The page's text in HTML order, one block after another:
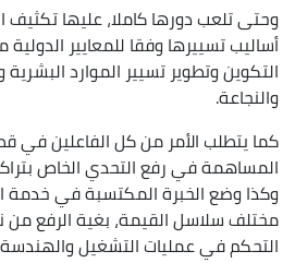
وحتى تلعب دورها كاملا، عليها تكثيف
أساليب تسييرها وفقا للمعايير الدولية
التكوين وتطوير تسيير الموارد البشرية
والنجاعة.
كما يتطلب الأمر من كل الفاعلين في
المساهمة في رفع التحدي الخاص بتراكم
وكذا وضع الخبرة المكتسبة في خدمة
مختلف سلاسل القيمة، بغية الرفع من
التحكم في عمليات التشغيل والهندسة